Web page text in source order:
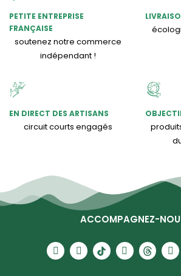
PETITE ENTREPRISE
FRANÇAISE
soutenez notre commerce
indépendant !
EN DIRECT DES ARTISANS
circuit courts engagés
ACCOMPAGNEZ-